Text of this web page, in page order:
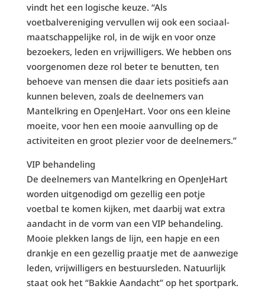
vindt het een logische keuze. “Als
voetbalvereniging vervullen wij ook een sociaal-
maatschappelijke rol, in de wijk en voor onze
bezoekers, leden en vrijwilligers. We hebben ons
voorgenomen deze rol beter te benutten, ten
behoeve van mensen die daar iets positiefs aan
kunnen beleven, zoals de deelnemers van
Mantelkring en OpenJeHart. Voor ons een kleine
moeite, voor hen een mooie aanvulling op de
activiteiten en groot plezier voor de deelnemers.”
VIP behandeling
De deelnemers van Mantelkring en OpenJeHart
worden uitgenodigd om gezellig een potje
voetbal te komen kijken, met daarbij wat extra
aandacht in de vorm van een VIP behandeling.
Mooie plekken langs de lijn, een hapje en een
drankje en een gezellig praatje met de aanwezige
leden, vrijwilligers en bestuursleden. Natuurlijk
staat ook het “Bakkie Aandacht” op het sportpark.